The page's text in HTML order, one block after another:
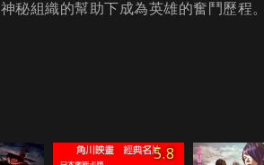
神秘組織的幫助下成為英雄的奮鬥歷程。
5.8